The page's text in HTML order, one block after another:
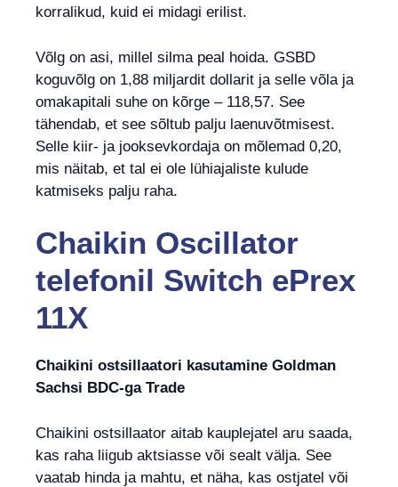
korralikud, kuid ei midagi erilist.
Võlg on asi, millel silma peal hoida. GSBD
koguvõlg on 1,88 miljardit dollarit ja selle võla ja
omakapitali suhe on kõrge – 118,57. See
tähendab, et see sõltub palju laenuvõtmisest.
Selle kiir- ja jooksevkordaja on mõlemad 0,20,
mis näitab, et tal ei ole lühiajaliste kulude
katmiseks palju raha.
Chaikin Oscillator
telefonil Switch ePrex
11X
Chaikini ostsillaatori kasutamine Goldman
Sachsi BDC-ga Trade
Chaikini ostsillaator aitab kauplejatel aru saada,
kas raha liigub aktsiasse või sealt välja. See
vaatab hinda ja mahtu, et näha, kas ostjatel või